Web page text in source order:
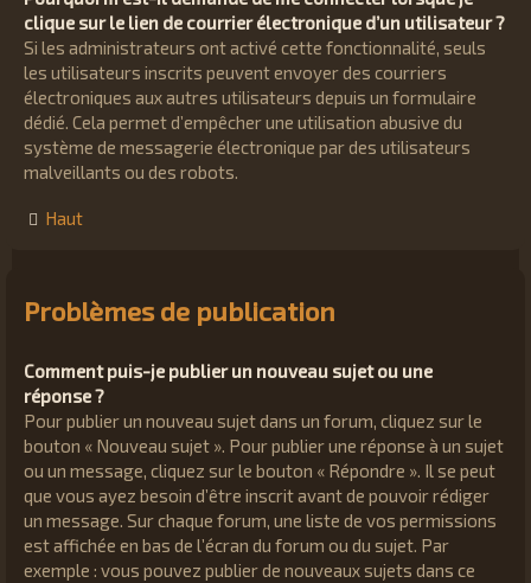
clique sur le lien de courrier électronique d’un utilisateur ?
Si les administrateurs ont activé cette fonctionnalité, seuls
les utilisateurs inscrits peuvent envoyer des courriers
électroniques aux autres utilisateurs depuis un formulaire
dédié. Cela permet d’empêcher une utilisation abusive du
système de messagerie électronique par des utilisateurs
malveillants ou des robots.
Haut
Problèmes de publication
Comment puis-je publier un nouveau sujet ou une
réponse ?
Pour publier un nouveau sujet dans un forum, cliquez sur le
bouton « Nouveau sujet ». Pour publier une réponse à un sujet
ou un message, cliquez sur le bouton « Répondre ». Il se peut
que vous ayez besoin d’être inscrit avant de pouvoir rédiger
un message. Sur chaque forum, une liste de vos permissions
est affichée en bas de l’écran du forum ou du sujet. Par
exemple : vous pouvez publier de nouveaux sujets dans ce